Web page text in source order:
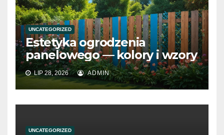
UNCATEGORIZED
Estetyka ogrodzenia
panelowego — kolory i wzory
LIP 28, 2026 ADMIN
UNCATEGORIZED